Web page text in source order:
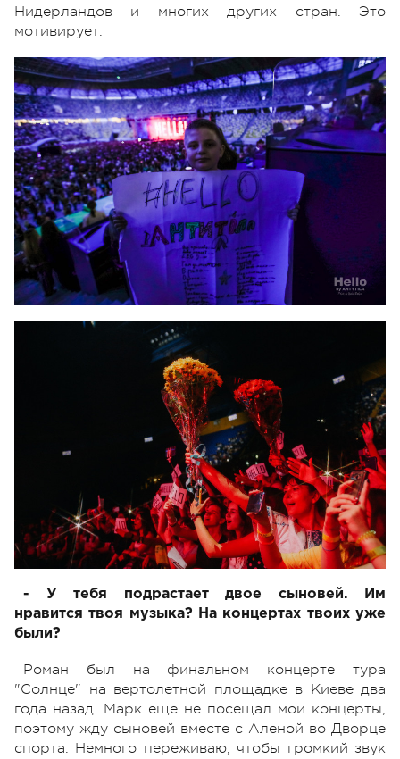
Нидерландов и многих других стран. Это
мотивирует.
- У тебя подрастает двое сыновей. Им
нравится твоя музыка? На концертах твоих уже
были?
Роман был на финальном концерте тура
"Солнце" на вертолетной площадке в Киеве два
года назад. Марк еще не посещал мои концерты,
поэтому жду сыновей вместе с Аленой во Дворце
спорта. Немного переживаю, чтобы громкий звук